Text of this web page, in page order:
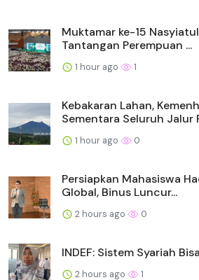
Muktamar ke-15
Tantangan Perempuan ...
1 hour ago 1
Kebakaran Lahan,
Sementara Seluruh Jalur
1 hour ago 0
Persiapkan Mahasiswa
Global, Binus Luncur...
2 hours ago 0
INDEF: Sistem Syariah
2 hours ago 1